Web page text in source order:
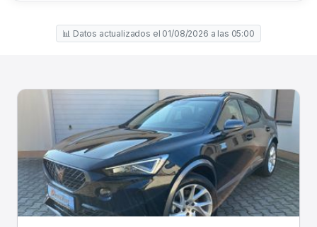
📊 Datos actualizados el 01/08/2026 a las 05:00